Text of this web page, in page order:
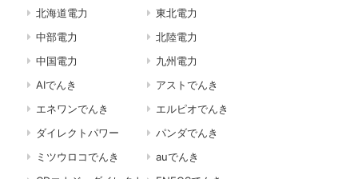
北海道電力
東北電力
中部電力
北陸電力
中国電力
九州電力
AIでんき
アストでんき
エネワンでんき
エルピオでんき
ダイレクトパワー
パンダでんき
ミツウロコでんき
auでんき